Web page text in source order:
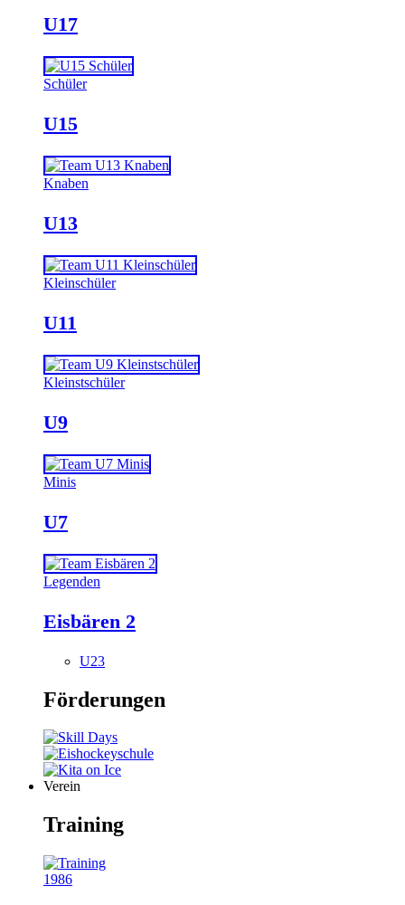
U17
Schüler
U15
Knaben
U13
Kleinschüler
U11
Kleinstschüler
U9
Minis
U7
Legenden
Eisbären 2
U23
Förderungen
Verein
Training
1986